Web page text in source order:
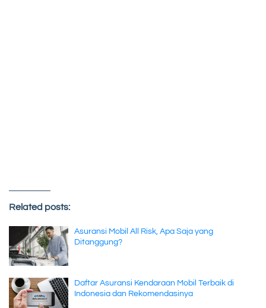
Related posts:
Asuransi Mobil All Risk, Apa Saja yang
Ditanggung?
Daftar Asuransi Kendaraan Mobil Terbaik di
Indonesia dan Rekomendasinya